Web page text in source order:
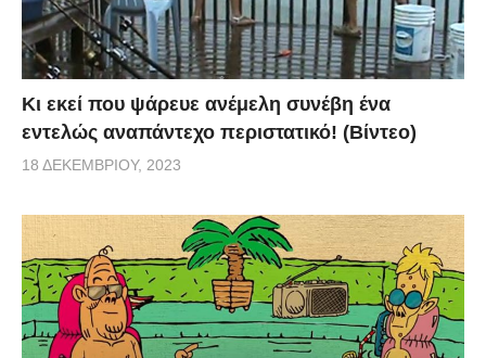
Κι εκεί που ψάρευε ανέμελη συνέβη ένα
εντελώς αναπάντεχο περιστατικό! (Βίντεο)
18 ΔΕΚΕΜΒΡΊΟΥ, 2023